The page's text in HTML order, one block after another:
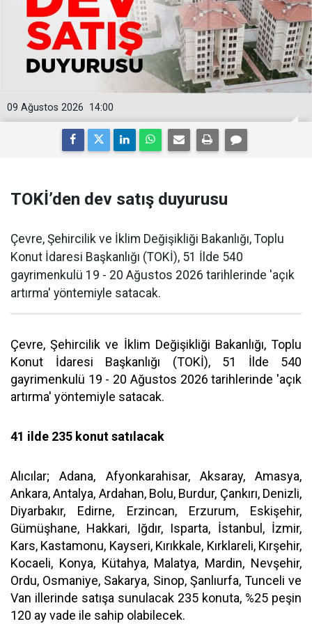
14:00
09 Ağustos 2026
TOKİ’den dev satış duyurusu
Çevre, Şehircilik ve İklim Değişikliği Bakanlığı, Toplu
Konut İdaresi Başkanlığı (TOKİ), 51 İlde 540
gayrimenkulü 19 - 20 Ağustos 2026 tarihlerinde 'açık
artırma' yöntemiyle satacak.
Çevre, Şehircilik ve İklim Değişikliği Bakanlığı, Toplu
Konut İdaresi Başkanlığı (TOKİ), 51 İlde 540
gayrimenkulü 19 - 20 Ağustos 2026 tarihlerinde 'açık
artırma' yöntemiyle satacak.
41 ilde 235 konut satılacak
Alıcılar; Adana, Afyonkarahisar, Aksaray, Amasya,
Ankara, Antalya, Ardahan, Bolu, Burdur, Çankırı, Denizli,
Diyarbakır, Edirne, Erzincan, Erzurum, Eskişehir,
Gümüşhane, Hakkari, Iğdır, Isparta, İstanbul, İzmir,
Kars, Kastamonu, Kayseri, Kırıkkale, Kırklareli, Kırşehir,
Kocaeli, Konya, Kütahya, Malatya, Mardin, Nevşehir,
Ordu, Osmaniye, Sakarya, Sinop, Şanlıurfa, Tunceli ve
Van illerinde satışa sunulacak 235 konuta, %25 peşin
120 ay vade ile sahip olabilecek.